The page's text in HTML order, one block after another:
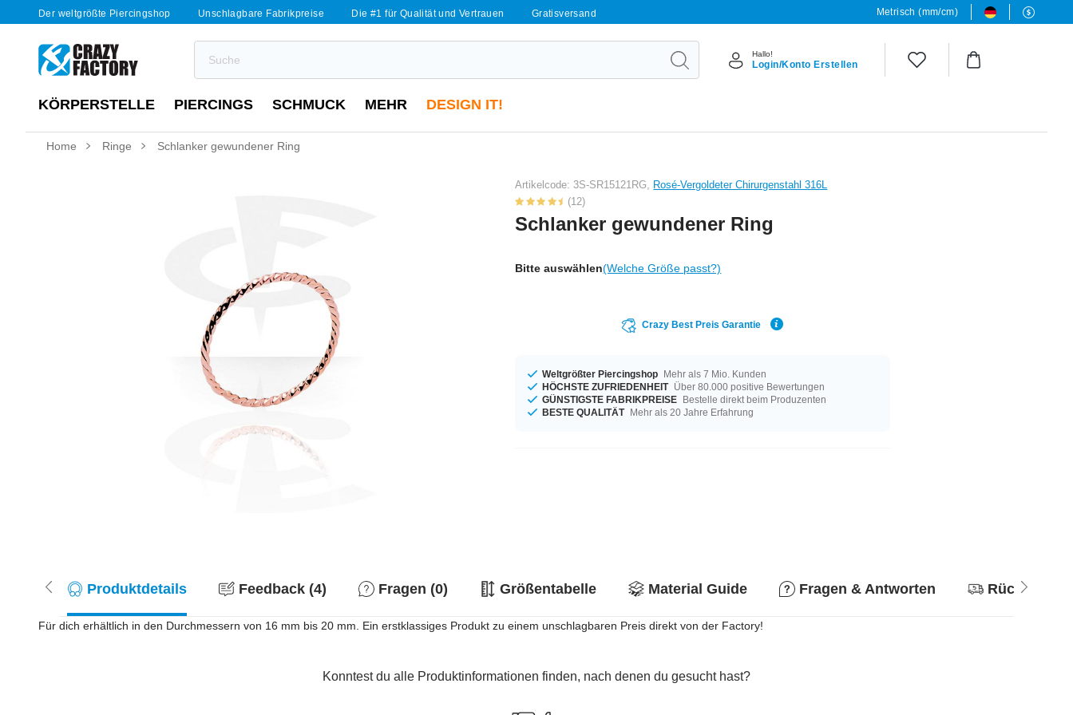
Der weltgrößte Piercingshop Unschlagbare Fabrikpreise Die #1 für Qualität und Vertrauen Gratisversand Metrisch (mm/cm)
Hallo!
Login/Konto Erstellen
KÖRPERSTELLE PIERCINGS SCHMUCK MEHR DESIGN IT!
Home Ringe Schlanker gewundener Ring
Artikelcode: 3S-SR15121RG, Rosé-Vergoldeter Chirurgenstahl 316L
(12)
Schlanker gewundener Ring
Bitte auswählen(Welche Größe passt?)
Crazy Best Preis Garantie
Weltgrößter Piercingshop Mehr als 7 Mio. Kunden
HÖCHSTE ZUFRIEDENHEIT Über 80.000 positive Bewertungen
GÜNSTIGSTE FABRIKPREISE Bestelle direkt beim Produzenten
BESTE QUALITÄT Mehr als 20 Jahre Erfahrung
Produktdetails Feedback (4) Fragen (0) Größentabelle Material Guide Fragen & Antworten
Für dich erhältlich in den Durchmessern von 16 mm bis 20 mm. Ein erstklassiges Produkt zu einem unschlagbaren Preis direkt von der Factory!
Konntest du alle Produktinformationen finden, nach denen du gesucht hast?